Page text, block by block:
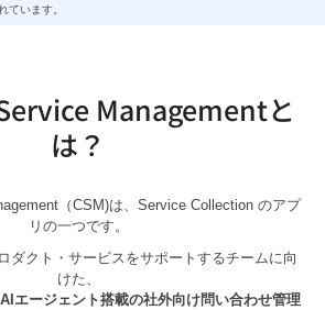
ています。
Managementと
は？
（CSM)は、Service Collection のアプ
リの一つです。
ダクト・サービスをサポートするチームに向
けた、
エージェント搭載の社外向け問い合わせ管理